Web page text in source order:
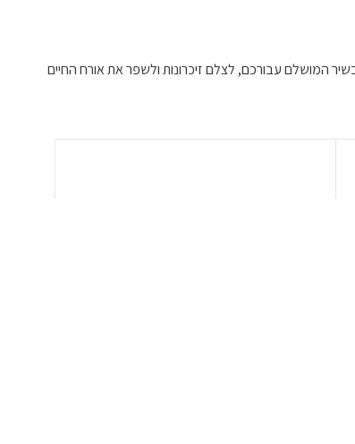
המושלם עבורכם, לצלם זיכרונות ולשפר את אורח החיים